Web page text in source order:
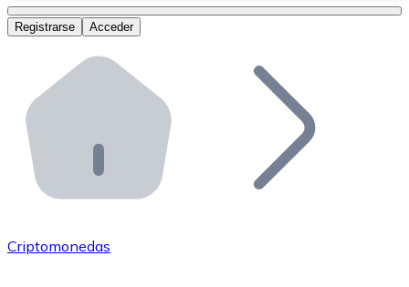
Bitnovo OTC
Bitnovo ATM
Integra un ATM Bitnovo en tu negocio y permite que
Bitnovo API
Integra nuestra API en tu ecosistema.
Únete a nuestra red de distribuidores.
Registrarse Acceder
Criptomonedas